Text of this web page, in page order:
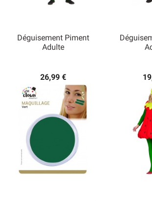
Déguisement Piment
Adulte
26,99 €